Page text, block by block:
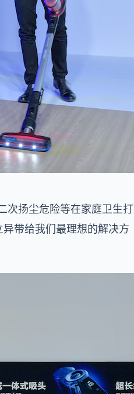
次扬尘危险等在家庭卫生打
带给我们最理想的解决方